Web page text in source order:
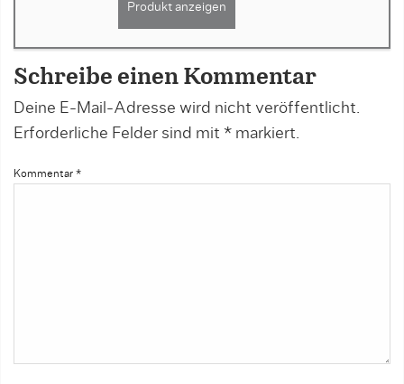
Produkt anzeigen
Schreibe einen Kommentar
Deine E-Mail-Adresse wird nicht veröffentlicht.
Erforderliche Felder sind mit * markiert.
Kommentar *